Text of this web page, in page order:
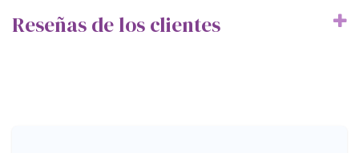
Reseñas de los clientes